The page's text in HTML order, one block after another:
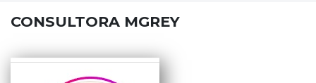
CONSULTORA MGREY